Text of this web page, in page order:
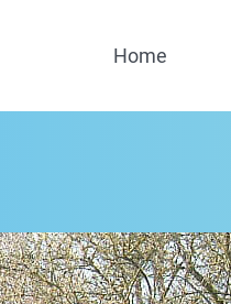
Home